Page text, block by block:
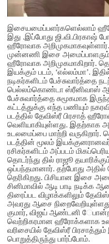
இசையமைப்பளர்களெல்லாம்
இது .இப்போது ஜி.வி.பிரகாஷ்
ஹீரோவாக
முன்னணி இசை அமைப்பாளரும்,
ஹீரோவாக அறிமுகமாகிறார்.
இயக்கும் படம், ‘எல்லம்மா’.
நடிகர்களிடம் பேச்சுவார்த்தை
பெல்லம்கொண்டா ஸ்ரீனிவாஸ்
பேச்சுவார்த்தை சுமூகமாக
கட்டத்துக்கு எந்த பணியும்
படத்தில் தேவிஸ்ரீ பிரசாத்
வெளியாகியுள்ளது. இதற்காக
உடலமைப்பை மாற்றி வருகிறார்.
படத்தின் மூலம்
ரசிகர்களிடம் அப்படம்
தொடர்ந்து தில் ராஜூ
ஒப்பந்தமானார். தற்போது அதில்
தெரிகிறது. பிசியான இசை
சினிமாவில் ஆடி பாடி நடிக்க
திரைப்பட விழாக்களிலும்
அவரது ஆசை
குமார், விஜய் ஆண்டனி
வெற்றிகரமான ஹீரோக்களாக
வரிசையில் தேவிஸ்ரீ
பொறுத்திருந்து பார்ப்போம்.